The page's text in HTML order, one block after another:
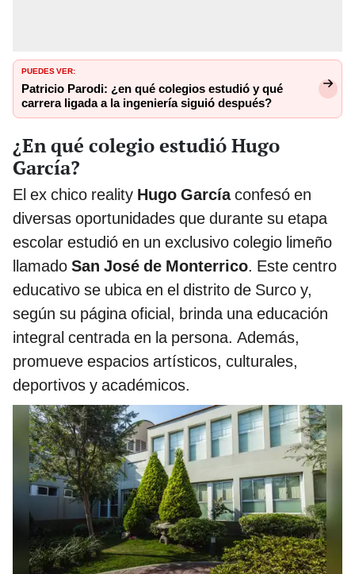
PUEDES VER:
Patricio Parodi: ¿en qué colegios estudió y qué
carrera ligada a la ingeniería siguió después?
¿En qué colegio estudió Hugo
García?
El ex chico reality Hugo Garcíaconfesó en
diversas oportunidades que durante su etapa
escolar estudió en un exclusivo colegio limeño
llamado San José de Monterrico. Este centro
educativo se ubica en el distrito de Surco y,
según su página oficial, brinda una educación
integral centrada en la persona. Además,
promueve espacios artísticos, culturales,
deportivos y académicos.